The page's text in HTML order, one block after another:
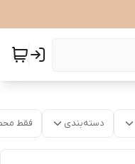
دسته‌بندی فقط